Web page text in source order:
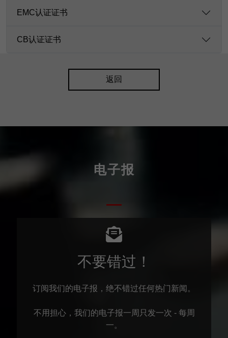
EMC认证证书
CB认证证书
返回
电子报
不要错过！
订阅我们的电子报，绝不错过任何热门新闻。
不用担心，我们的电子报一周只发一次 - 每周
一。